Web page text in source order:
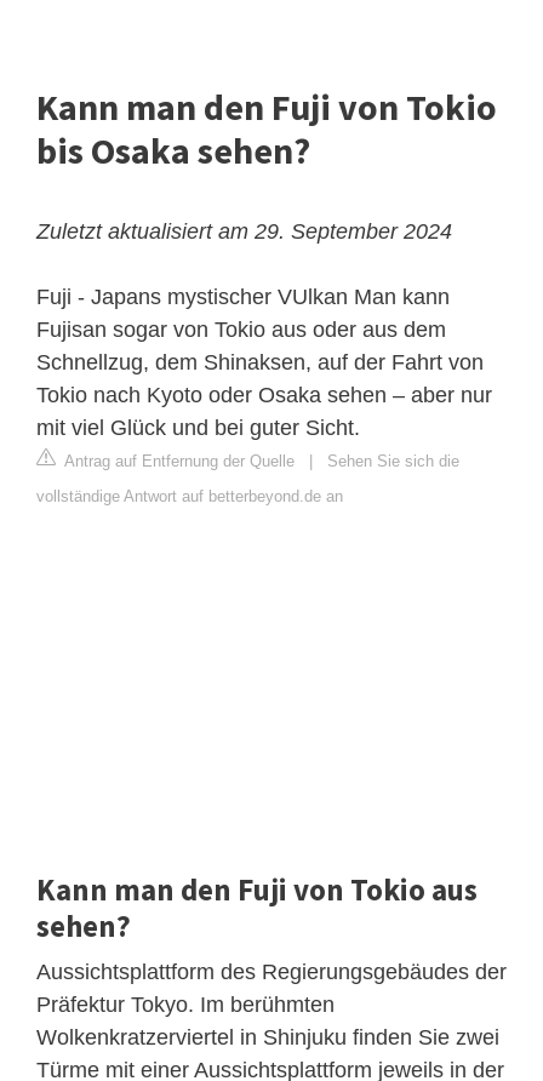
Kann man den Fuji von Tokio
bis Osaka sehen?
Zuletzt aktualisiert am 29. September 2024
Fuji - Japans mystischer VUlkan Man kann
Fujisan sogar von Tokio aus oder aus dem
Schnellzug, dem Shinaksen, auf der Fahrt von
Tokio nach Kyoto oder Osaka sehen – aber nur
mit viel Glück und bei guter Sicht.
Antrag auf Entfernung der Quelle
Sehen Sie sich die
vollständige Antwort auf betterbeyond.de an
Kann man den Fuji von Tokio aus
sehen?
Aussichtsplattform des Regierungsgebäudes der
Präfektur Tokyo. Im berühmten
Wolkenkratzerviertel in Shinjuku finden Sie zwei
Türme mit einer Aussichtsplattform jeweils in der